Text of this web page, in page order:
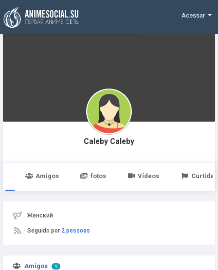
Funding
Acessar
Caleby Caleby
Amigos fotos Vídeos Curtidas
Женский
Seguido por 2 pessoas
Amigos 1